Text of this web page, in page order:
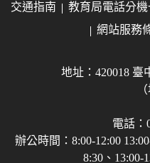
交通指南 教育局電話分機
網站服務
地址：420018 臺
電話：
辦公時間：8:00-12:00
8:30、13:00-